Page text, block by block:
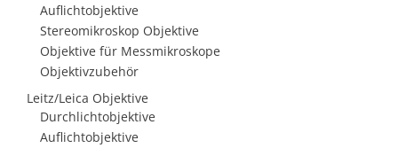
Auflichtobjektive
Stereomikroskop Objektive
Objektive für Messmikroskope
Objektivzubehör
Leitz/Leica Objektive
Durchlichtobjektive
Auflichtobjektive